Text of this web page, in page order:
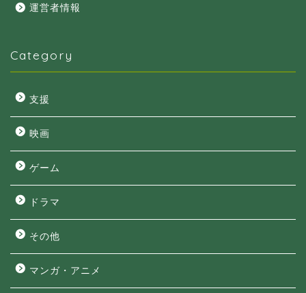
運営者情報
Category
支援
映画
ゲーム
ドラマ
その他
マンガ・アニメ